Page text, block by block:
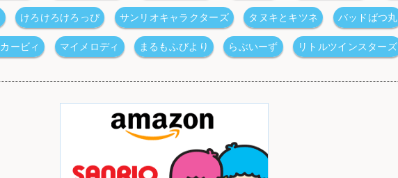
けろけろけろっぴ サンリオキャラクターズ タヌキとキツネ バッドばつ丸
ービィ マイメロディ まるもふびより らぶいーず リトルツインスターズ